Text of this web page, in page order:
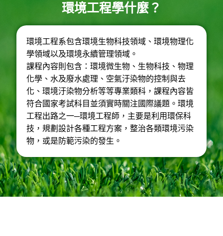
環境工程學什麼？
環境工程系包含環境生物科技領域、環境物理化
學領域以及環境永續管理領域。
課程內容則包含：環境微生物、生物科技、物理
化學、水及廢水處理、空氣汙染物的控制與去
化、環境汙染物分析等等專業類科，課程內容皆
符合國家考試科目並須實時關注國際議題。環境
工程出路之一─環境工程師，主要是利用環保科
技，規劃設計各種工程方案，整治各類環境污染
物，或是防範污染的發生。